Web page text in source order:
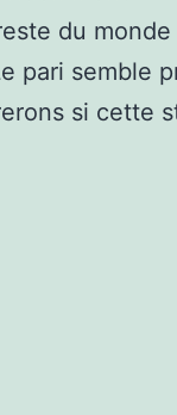
du
pari semble
si cette